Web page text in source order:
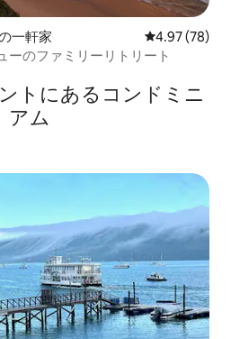
一軒家 レビュー78
4.97 (78)
のファミリーリトリート
トにあるコンドミニ
アム
す。